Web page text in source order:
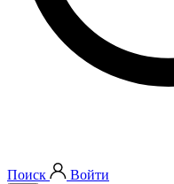
Поиск Войти